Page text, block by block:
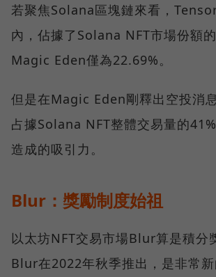
若聚焦Solana區塊鏈來看，
內，佔據了Solana NFT市場份額
Magic Eden僅為22.69%。
但是在Magic Eden剛釋出空投消
占據Solana NFT整體交易量的
造成的吸引力。
Blur：獎勵制度始祖
以太坊NFT交易市場Blur算是積分
Blur在2022年秋季推出，是非常